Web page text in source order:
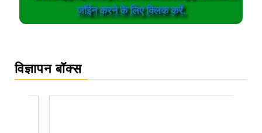
जॉईन करने के लिए क्लिक करें.
विज्ञापन बॉक्स